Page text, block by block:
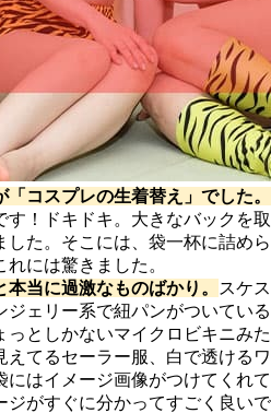
コスプレの生着替え」でした。
す！ドキドキ。大きなバックを取
した。そこには、袋一杯に詰めら
には驚きました。
当に過激なものばかり。
スケス
ェリー系で紐パンがついている
っとしかないマイクロビキニみた
えてるセーラー服、白で透けるワ
にはイメージ画像がつけてくれて
ジがすぐに分かってすごく良いで